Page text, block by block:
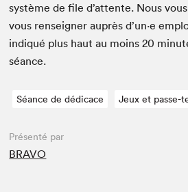
sys­tème de file d’at­tente. Nous
vous ren­seign­er auprès d’un·e
indiqué plus haut au moins20
séance.
Séance de dédicace Jeux et passe-
Présenté par
BRAVO